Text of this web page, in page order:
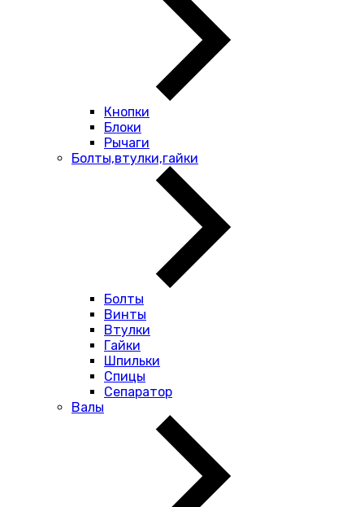
Кнопки
Блоки
Рычаги
Болты,втулки,гайки
Болты
Винты
Втулки
Гайки
Шпильки
Спицы
Сепаратор
Валы